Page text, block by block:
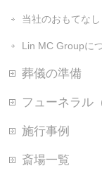
当社のおもてなし
Lin MC Groupに
葬儀の準備
フューネラル
施行事例
斎場一覧